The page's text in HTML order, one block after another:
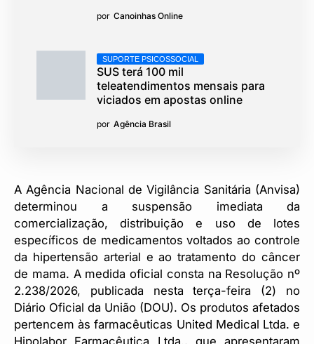
por Canoinhas Online
SUPORTE PSICOSSOCIAL
SUS terá 100 mil
teleatendimentos mensais para
viciados em apostas online
por Agência Brasil
A Agência Nacional de Vigilância Sanitária (Anvisa)
determinou a suspensão imediata da
comercialização, distribuição e uso de lotes
específicos de medicamentos voltados ao controle
da hipertensão arterial e ao tratamento do câncer
de mama. A medida oficial consta na Resolução nº
2.238/2026, publicada nesta terça-feira (2) no
Diário Oficial da União (DOU). Os produtos afetados
pertencem às farmacêuticas United Medical Ltda. e